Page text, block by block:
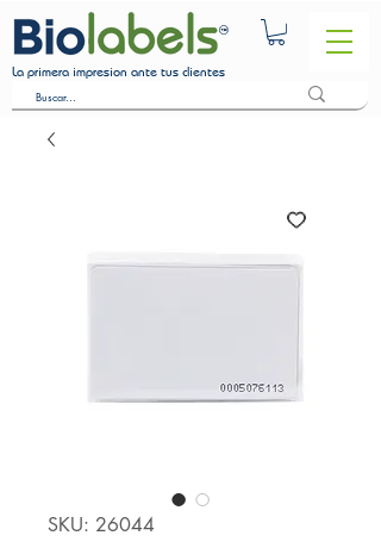
La primera impresion ante tus clientes
SKU: 26044